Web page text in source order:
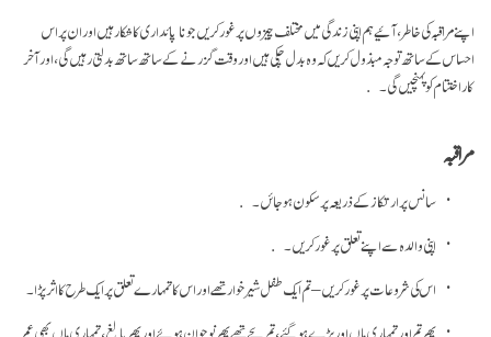
اپنے مراقبہ کی خاطر، آئیے ہم اپنی زندگی میں مختلف چیزوں پر غور کریں جو نا پائداری کا شکار ہیں اور ان پر اس
احساس کے ساتھ توجہ مبذول کریں کہ وہ بدل چکی ہیں اور وقت گزرنے کے ساتھ ساتھ بدلتی رہیں گی، اور آخر
کار اختتام کو پہنچیں گی۔
مراقبہ
سانس پر ارتکاز کے ذریعہ پر سکون ہو جائں۔
اپنی والدہ سے اپنے تعلق پر غور کریں۔
اس کی شروعات پر غور کریں – تم ایک طفل شیر خوار تھے اور اس کا تمہارے تعلق پر ایک طرح کا اثر پڑا۔